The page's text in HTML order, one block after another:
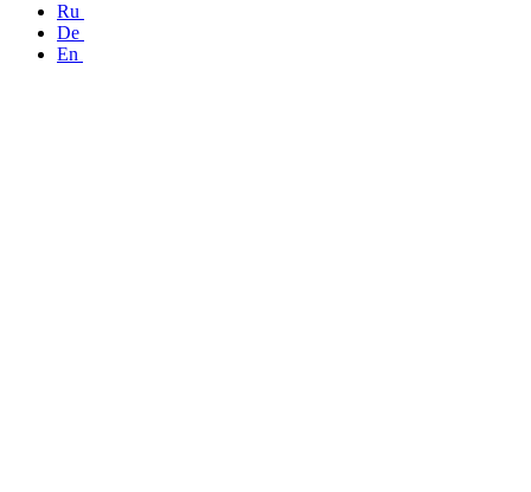
Ru
De
En